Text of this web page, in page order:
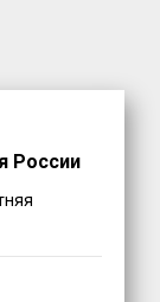
России